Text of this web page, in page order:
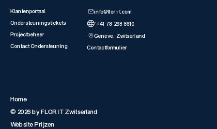
Klantenportaal
Ondersteuningstickets
Projectbeheer
Contact Ondersteuning
info@flor-it.com
'+41 78 268 8610
Genève, Zwitserland
Contactformulier
Home
© 2026 by FLOR IT Zwitserland
Website Prijzen